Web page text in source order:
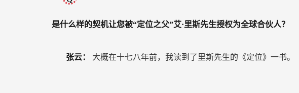
是什么样的契机让您被“定位之父”艾·里斯先生授权为全球合伙人？
张云： 大概在十七八年前，我读到了里斯先生的《定位》一书。